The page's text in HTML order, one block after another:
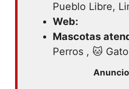
Pueblo Libre,
Web:
Mascotas
Perros , 🐱